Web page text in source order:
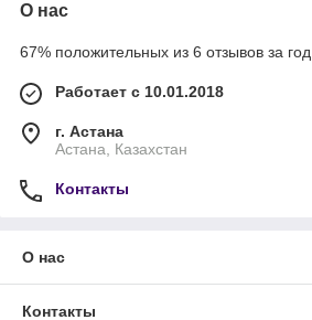
О нас
67% положительных из 6 отзывов за год
Работает с 10.01.2018
г. Астана
Астана, Казахстан
Контакты
О нас
Контакты